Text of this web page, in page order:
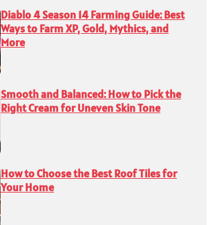
Diablo 4 Season 14 Farming Guide: Best
Ways to Farm XP, Gold, Mythics, and
More
Smooth and Balanced: How to Pick the
Right Cream for Uneven Skin Tone
How to Choose the Best Roof Tiles for
Your Home